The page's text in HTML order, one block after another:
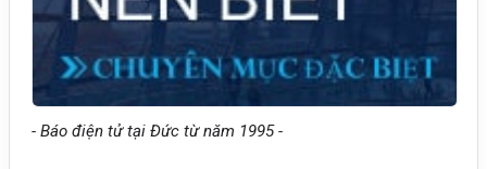
- Báo điện tử tại Đức từ năm 1995 -